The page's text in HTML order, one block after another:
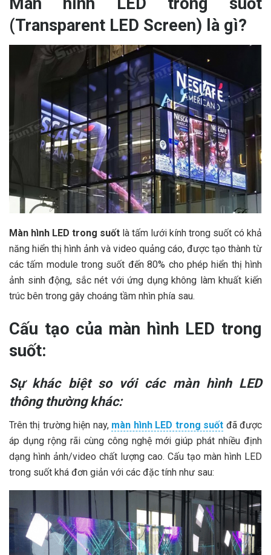
Màn hình LED trong suốt
(Transparent LED Screen) là gì?
Màn hình LED trong suốt là tấm lưới kính trong suốt có khả
năng hiển thị hình ảnh và video quảng cáo, được tạo thành từ
các tấm module trong suốt đến 80% cho phép hiển thị hình
ảnh sinh động, sắc nét với ứng dụng không làm khuất kiến
trúc bên trong gây choáng tầm nhìn phía sau.
Cấu tạo của màn hình LED trong
suốt:
Sự khác biệt so với các màn hình LED
thông thường khác:
Trên thị trường hiện nay, màn hình LED trong suốt đã được
áp dụng rộng rãi cùng công nghệ mới giúp phát nhiều định
dạng hình ảnh/video chất lượng cao. Cấu tạo màn hình LED
trong suốt khá đơn giản với các đặc tính như sau: